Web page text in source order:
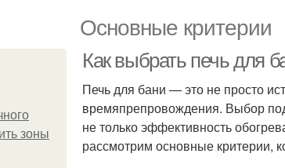
Основные критерии
зоны
Как выбрать печь для
Печь для бани — это не просто
времяпрепровождения. Выбор
не только эффективность
рассмотрим основные критерии,